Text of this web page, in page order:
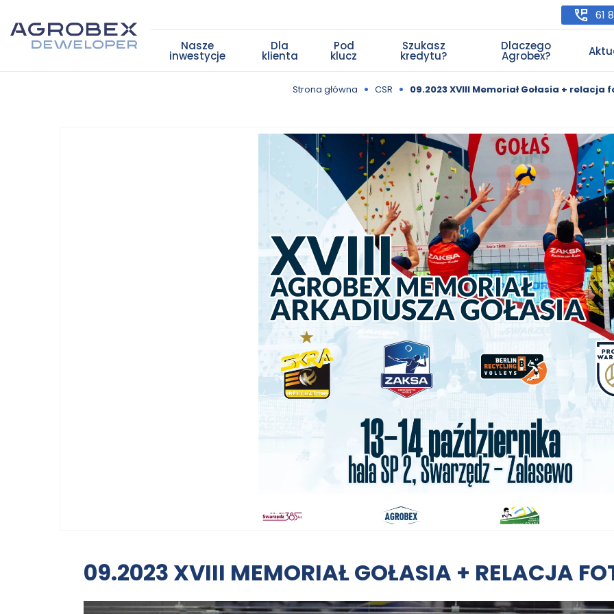
61
Nasze
inwestycje
Dla
klienta
Pod
klucz
Szukasz
kredytu?
Dlaczego
Agrobex?
Strona główna • CSR • 09.2023 XVIII Memoriał Gołasia + relacja
09.2023 XVIII MEMORIAŁ GOŁASIA + RELACJA